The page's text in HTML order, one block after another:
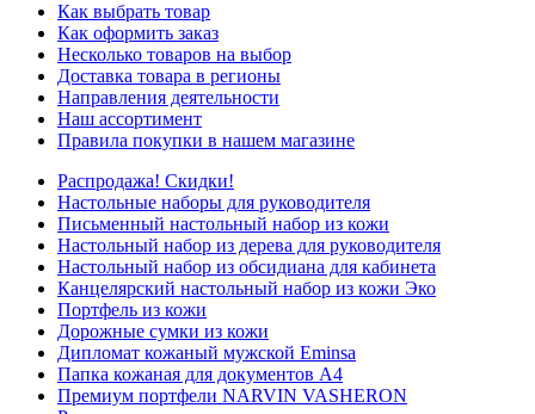
Как выбрать товар
Как оформить заказ
Несколько товаров на выбор
Доставка товара в регионы
Направления деятельности
Наш ассортимент
Правила покупки в нашем магазине
Распродажа! Скидки!
Настольные наборы для руководителя
Письменный настольный набор из кожи
Настольный набор из дерева для руководителя
Настольный набор из обсидиана для кабинета
Канцелярский настольный набор из кожи Эко
Портфель из кожи
Дорожные сумки из кожи
Дипломат кожаный мужской Eminsa
Папка кожаная для документов А4
Премиум портфели NARVIN VASHERON